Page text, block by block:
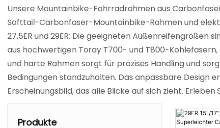
Unsere Mountainbike-Fahrradrahmen aus
Softtail-Carbonfaser-Mountainbike-Rahmen und
27,5ER und 29ER; Die geeigneten Außenreifengrößen
aus hochwertigen Toray T700- und T800-
und harte Rahmen sorgt für präzises Handling und
Bedingungen standzuhalten. Das anpassbare Design
Erscheinungsbild, das alle Blicke auf sich zieht.
Produkte